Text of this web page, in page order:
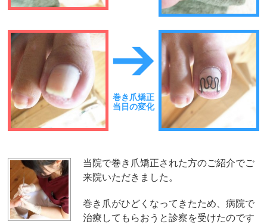
巻き爪矯正
当日の変化
当院で巻き爪矯正された方のご紹介でご
来院いただきました。
巻き爪がひどくなってきたため、病院で
治療してもらおうと診察を受けたのです